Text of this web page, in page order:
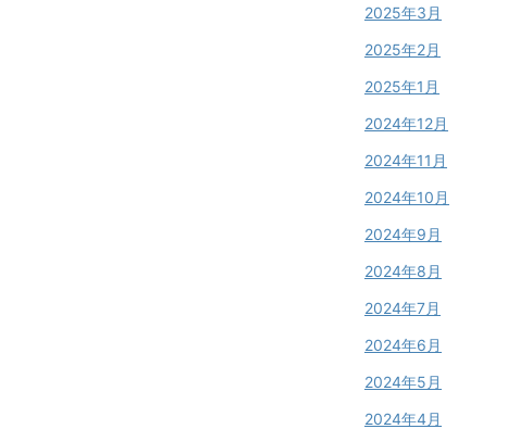
2025年3月
2025年2月
2025年1月
2024年12月
2024年11月
2024年10月
2024年9月
2024年8月
2024年7月
2024年6月
2024年5月
2024年4月